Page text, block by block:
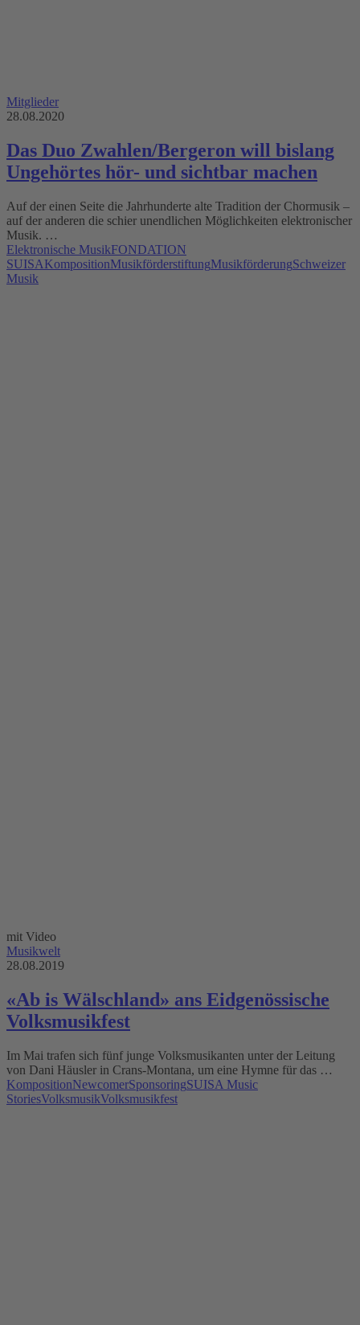
Mitglieder
28.08.2020
Das Duo Zwahlen/Bergeron will bislang
Ungehörtes hör- und sichtbar machen
Auf der einen Seite die Jahrhunderte alte Tradition der Chormusik –
auf der anderen die schier unendlichen Möglichkeiten elektronischer
Musik. …
Elektronische MusikFONDATION
SUISAKompositionMusikförderstiftungMusikförderungSchweizer
Musik
mit Video
Musikwelt
28.08.2019
«Ab is Wälschland» ans Eidgenössische
Volksmusikfest
Im Mai trafen sich fünf junge Volksmusikanten unter der Leitung
von Dani Häusler in Crans-Montana, um eine Hymne für das …
KompositionNewcomerSponsoringSUISA Music
StoriesVolksmusikVolksmusikfest